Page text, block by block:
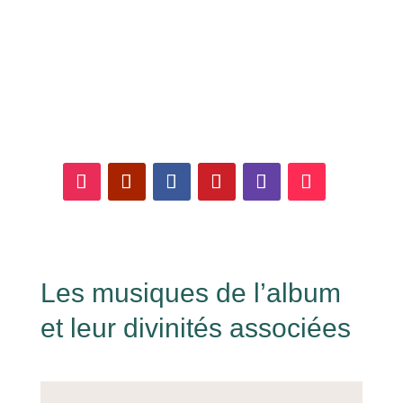
Les musiques de l’album
et leur divinités associées